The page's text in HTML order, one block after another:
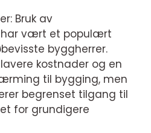
Bruk av
har vært et populært
byggherrer.
kostnader og en
til bygging, men
begrenset tilgang til
for grundigere